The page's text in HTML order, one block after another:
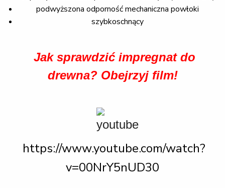
podwyższona odporność mechaniczna powłoki
szybkoschnący
Jak sprawdzić impregnat do
drewna? Obejrzyj film!
https://www.youtube.com/watch?
v=00NrY5nUD30